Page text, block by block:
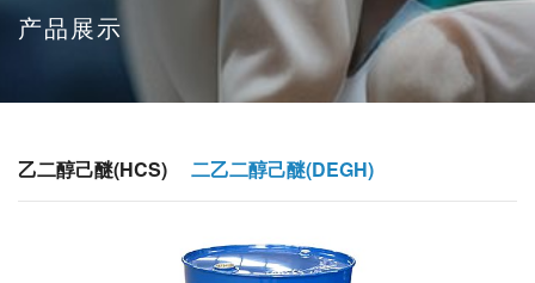
产品展示
乙二醇己醚(HCS) 二乙二醇己醚(DEGH)